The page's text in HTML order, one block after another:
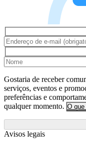
Gostaria de receber
serviços, eventos e
preferências e
qualquer momento. O
Avisos legais